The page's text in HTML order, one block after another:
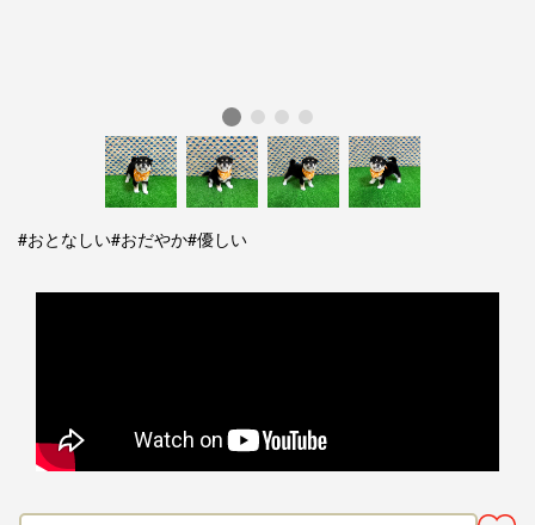
#おとなしい#おだやか#優しい